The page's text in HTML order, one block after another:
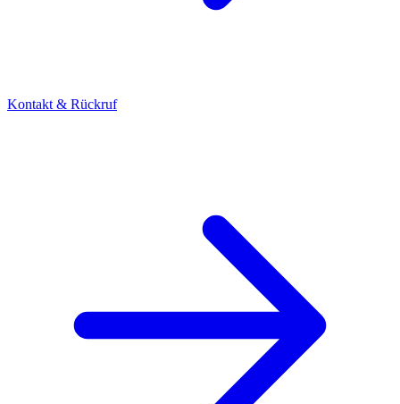
Kontakt & Rückruf